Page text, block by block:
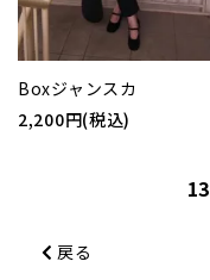
Boxジャンスカ
2,200円(税込)
13
戻る